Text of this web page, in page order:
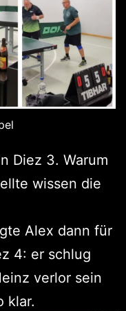
Diez 3. Warum
wissen die
Alex dann für
4: er schlug
verlor sein
klar.